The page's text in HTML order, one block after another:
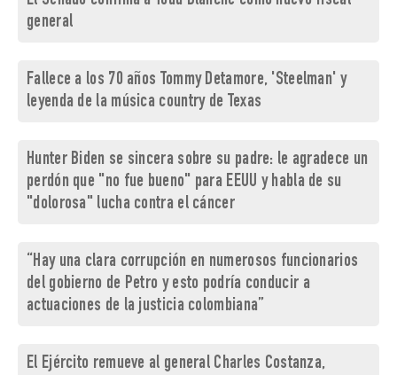
general
Fallece a los 70 años Tommy Detamore, 'Steelman' y
leyenda de la música country de Texas
Hunter Biden se sincera sobre su padre: le agradece un
perdón que "no fue bueno" para EEUU y habla de su
"dolorosa" lucha contra el cáncer
“Hay una clara corrupción en numerosos funcionarios
del gobierno de Petro y esto podría conducir a
actuaciones de la justicia colombiana”
El Ejército remueve al general Charles Costanza,